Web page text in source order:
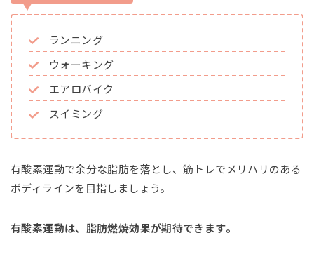
ランニング
ウォーキング
エアロバイク
スイミング
有酸素運動で余分な脂肪を落とし、筋トレでメリハリのある
ボディラインを目指しましょう。
有酸素運動は、脂肪燃焼効果が期待できます。